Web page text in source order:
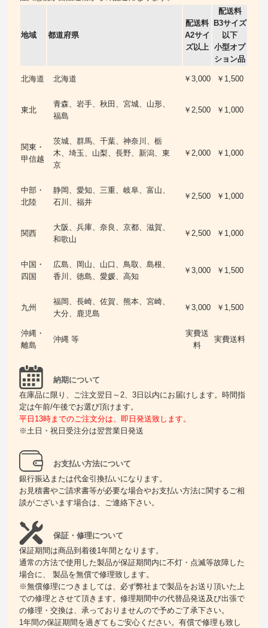
地域 都道府県
配送料
A2サイ
ズ以上
配送料
B3サイズ
以下
小型オプ
ション品
北海道 北海道 ￥3,000 ￥1,500
東北
青森、岩手、秋田、宮城、山形、
福島
￥2,500 ￥1,000
関東・
甲信越
茨城、群馬、千葉、神奈川、栃
木、埼玉、山梨、長野、新潟、東
京
￥2,000 ￥1,000
中部・
北陸
静岡、愛知、三重、岐阜、富山、
石川、福井
￥2,500 ￥1,000
関西
大阪、兵庫、奈良、京都、滋賀、
和歌山
￥2,500 ￥1,000
中国・
四国
広島、岡山、山口、鳥取、島根、
香川、徳島、愛媛、高知
￥3,000 ￥1,500
九州
福岡、長崎、佐賀、熊本、宮崎、
大分、鹿児島
￥3,000 ￥1,500
沖縄・
離島
沖縄 等
実費送
料
実費送料
納期について
在庫品に限り、ご注文翌日～2、3日以内にお届けします。時間指
定は午前/午後でお選び頂けます。
平日13時までのご注文分は、即日発送致します。
※土日・祝日受注分は翌営業日発送
お支払い方法について
銀行振込または代金引換払いになります。
お見積書やご請求書等が必要な場合やお支払い方法に関するご相
談がございます場合は、ご連絡下さい。
保証・修理について
保証期間は商品到着後1年間となります。
通常の方法で使用した製品が保証期間内に不灯・点滅等故障した
場合に、 製品を無償で修理致します。
※無償修理につきましては、必ず弊社まで製品をお送り頂いた上
での修理とさせて頂きます。修理期間中の代替品発送及び出張で
の修理・交換は、承っておりませんので予めご了承下さい。
1年間の保証期間を過ぎてもご安心ください。有償で修理も致し